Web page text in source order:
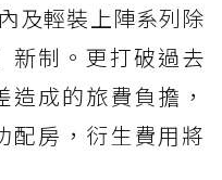
及輕裝上陣系列除
新制。更打破過去
成的旅費負擔，
配房，衍生費用將